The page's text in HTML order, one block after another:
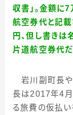
収書」。金額に
航空券代と記
円、但し書きは
片道航空券代だ
岩川副町長や
長は2017年4 月
る旅費の仮払い